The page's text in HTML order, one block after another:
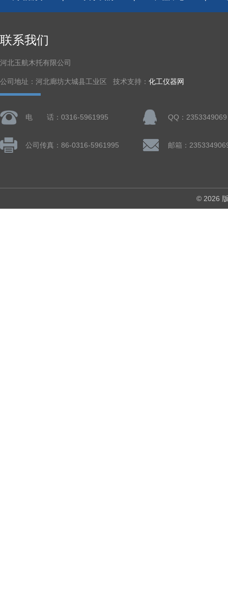
联系我们
河北玉航木托有限公司
公司地址：河北廊坊大城县工业区 技术支持： 化工仪器网
电 话：0316-5961995 QQ：2353349069
公司传真：86-0316-5961995 邮箱：
© 2026